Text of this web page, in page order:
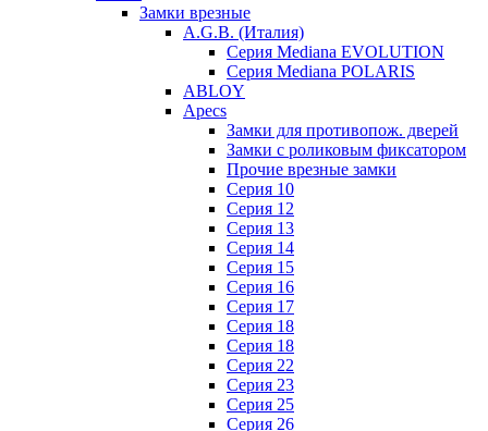
Замки врезные
A.G.B. (Италия)
Серия Mediana EVOLUTION
Серия Mediana POLARIS
ABLOY
Apecs
Замки для противопож. дверей
Замки с роликовым фиксатором
Прочие врезные замки
Серия 10
Серия 12
Серия 13
Серия 14
Серия 15
Серия 16
Серия 17
Серия 18
Серия 18
Серия 22
Серия 23
Серия 25
Серия 26